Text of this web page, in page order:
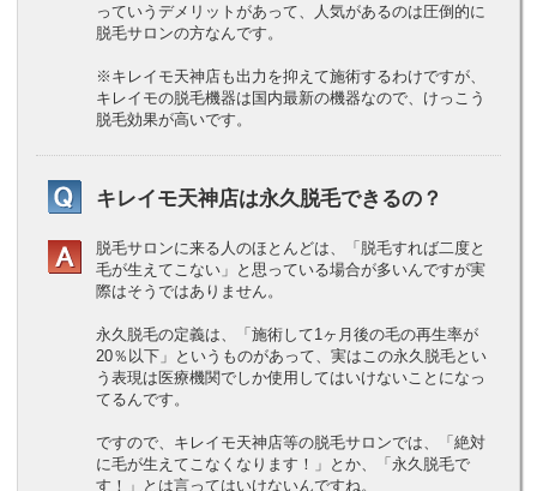
っていうデメリットがあって、人気があるのは圧倒的に
脱毛サロンの方なんです。
※キレイモ天神店も出力を抑えて施術するわけですが、
キレイモの脱毛機器は国内最新の機器なので、けっこう
脱毛効果が高いです。
キレイモ天神店は永久脱毛できるの？
脱毛サロンに来る人のほとんどは、「脱毛すれば二度と
毛が生えてこない」と思っている場合が多いんですが実
際はそうではありません。
永久脱毛の定義は、「施術して1ヶ月後の毛の再生率が
20％以下」というものがあって、実はこの永久脱毛とい
う表現は医療機関でしか使用してはいけないことになっ
てるんです。
ですので、キレイモ天神店等の脱毛サロンでは、「絶対
に毛が生えてこなくなります！」とか、「永久脱毛で
す！」とは言ってはいけないんですね。